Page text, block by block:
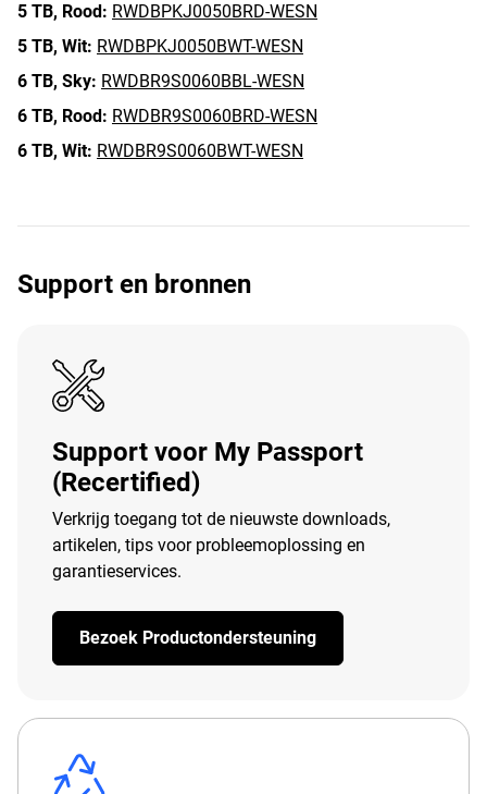
5 TB, Rood: RWDBPKJ0050BRD-WESN
5 TB, Wit: RWDBPKJ0050BWT-WESN
6 TB, Sky: RWDBR9S0060BBL-WESN
6 TB, Rood: RWDBR9S0060BRD-WESN
6 TB, Wit: RWDBR9S0060BWT-WESN
Support en bronnen
Support voor My Passport
(Recertified)
Verkrijg toegang tot de nieuwste downloads,
artikelen, tips voor probleemoplossing en
garantieservices.
Bezoek Productondersteuning